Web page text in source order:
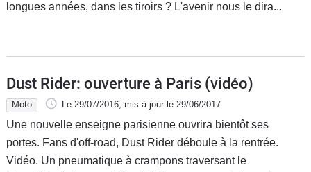
longues années, dans les tiroirs ? L'avenir nous le dira...
Dust Rider: ouverture à Paris (vidéo)
Moto Le 29/07/2016, mis à jour le 29/06/2017
Une nouvelle enseigne parisienne ouvrira bientôt ses
portes. Fans d'off-road, Dust Rider déboule à la rentrée.
Vidéo. Un pneumatique à crampons traversant le